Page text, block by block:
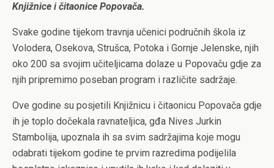
Knjižnice i čitaonice Popovača.
Svake godine tijekom travnja učenici područnih škola iz
Volodera, Osekova, Strušca, Potoka i Gornje Jelenske, njih
oko 200 sa svojim učiteljicama dolaze u Popovaču gdje za
njih pripremimo poseban program i različite sadržaje.
Ove godine su posjetili Knjižnicu i čitaonicu Popovača gdje
ih je toplo dočekala ravnateljica, gđa Nives Jurkin
Stambolija, upoznala ih sa svim sadržajima koje mogu
odabrati tijekom godine te prvim razredima podijelila